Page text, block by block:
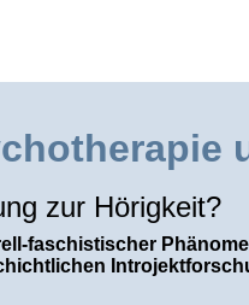
zur Hörigkeit?
faschistischer